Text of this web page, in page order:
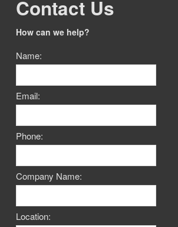
Contact Us
How can we help?
Name:
Email:
Phone:
Company Name:
Location: